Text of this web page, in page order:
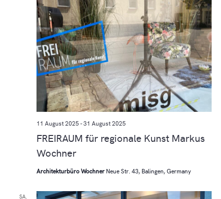
FREIRAUM für regionale Kunst Markus
Wochner
11 August 2025-31 August 2025
Architekturbüro Wochner Neue Str. 43, Balingen, Germany
SA.